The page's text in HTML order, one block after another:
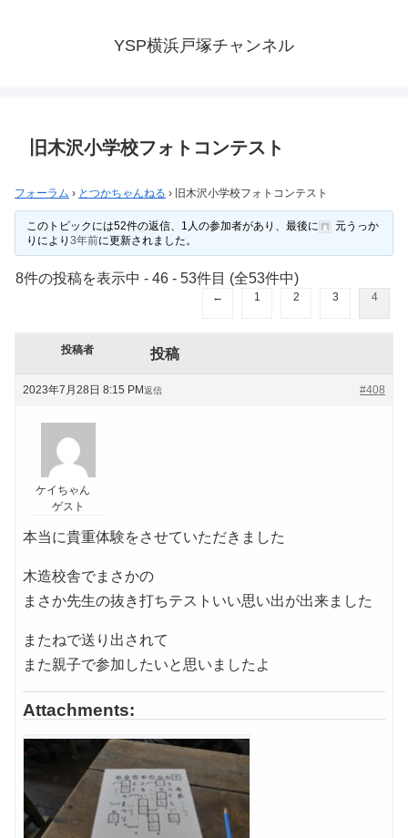
YSP横浜戸塚チャンネル
旧木沢小学校フォトコンテスト
フォーラム › とつかちゃんねる › 旧木沢小学校フォトコンテスト
このトピックには52件の返信、1人の参加者があり、最後に
元うっか
り により 3年前に更新されました。
8件の投稿を表示中 - 46 - 53件目 (全53件中)
← 1 2 3 4
投稿者 投稿
2023年7月28日 8:15 PM #408
返信
ケイちゃん
ゲスト
本当に貴重体験をさせていただきました
木造校舎でまさかの
まさか先生の抜き打ちテストいい思い出が出来ました
またねで送り出されて
また親子で参加したいと思いましたよ
Attachments: